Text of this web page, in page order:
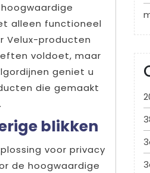
alleen functioneel
Velux-producten
voldoet, maar
geniet u
die gemaakt
blikken
voor privacy
de hoogwaardige